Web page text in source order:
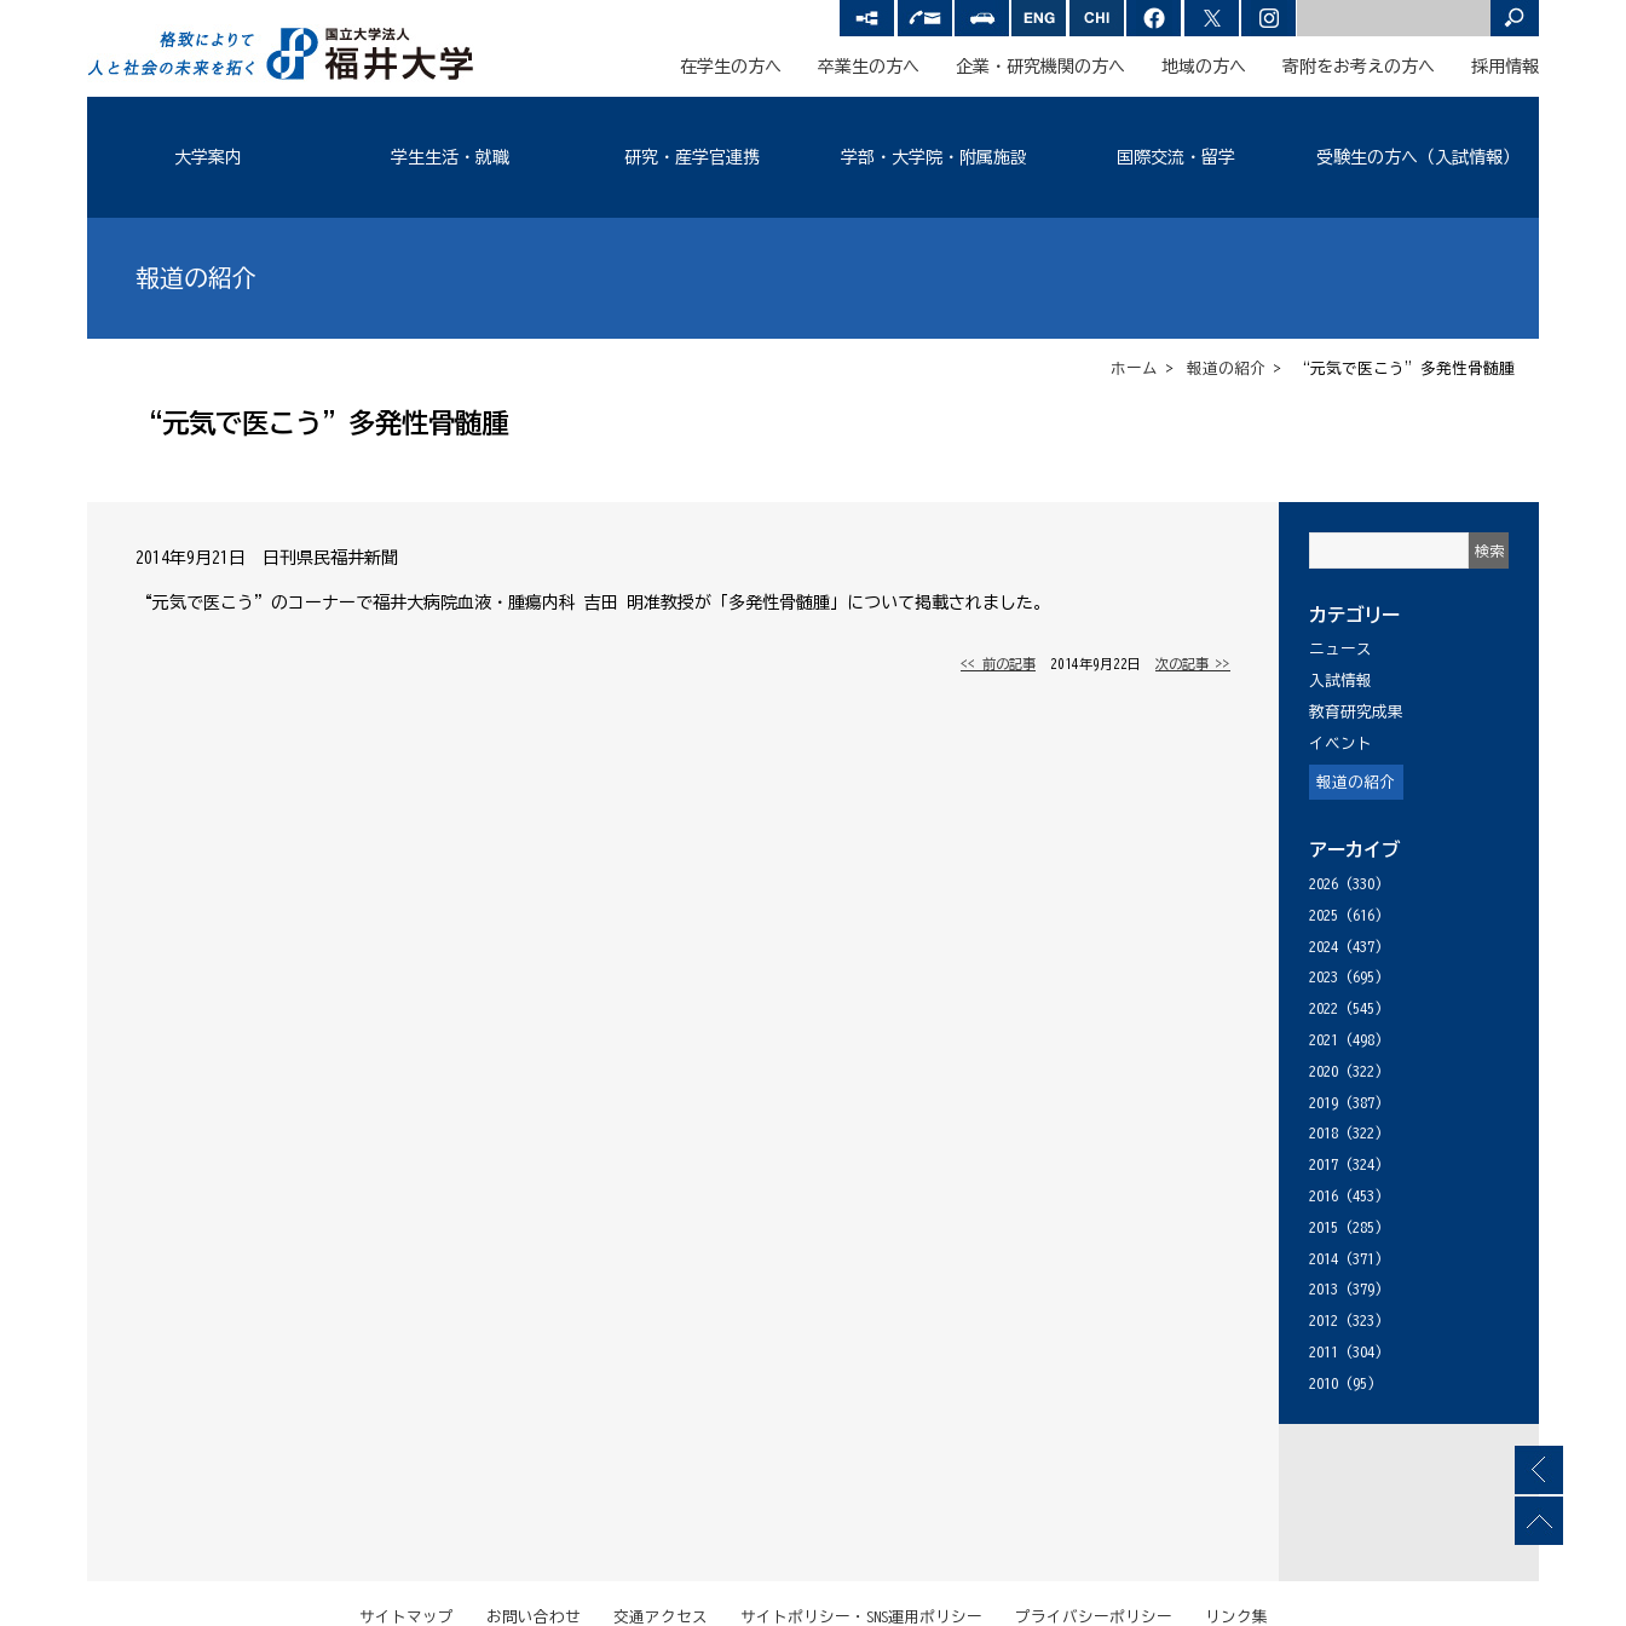
在学生の方へ 卒業生の方へ 企業・研究機関の方へ 地域の方へ 寄附をお考えの方へ 採用情報
大学案内 学生生活・就職 研究・産学官連携 学部・大学院・附属施設 国際交流・留学 受験生の方へ（入試情報）
報道の紹介
ホーム > 報道の紹介 > “元気で医こう”多発性骨髄腫
“元気で医こう”多発性骨髄腫
2014年9月21日 日刊県民福井新聞
“元気で医こう”のコーナーで福井大病院血液・腫瘍内科 吉田 明准教授が「多発性骨髄腫」について掲載されました。
<< 前の記事 │ 2014年9月22日 │ 次の記事 >>
カテゴリー
ニュース
入試情報
教育研究成果
イベント
報道の紹介
アーカイブ
2026 (330)
2025 (616)
2024 (437)
2023 (695)
2022 (545)
2021
(498)
2020 (322)
2019 (387)
2018 (322)
2017 (324)
2016 (453)
2015 (285)
2014 (371)
2013 (379)
2012 (323)
2011
(304)
2010 (95)
サイトマップ お問い合わせ 交通アクセス サイトポリシー・SNS運用ポリシー プライバシーポリシー リンク集